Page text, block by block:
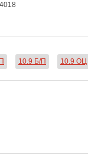
10.9 Б/П 10.9 ОЦ